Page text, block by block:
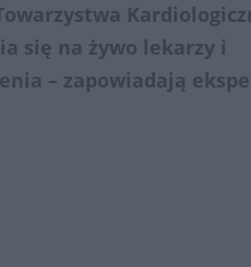
się na żywo lekarzy i
– zapowiadają